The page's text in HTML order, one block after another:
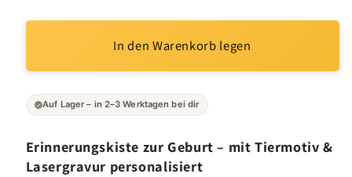
In den Warenkorb legen
Auf Lager – in 2–3 Werktagen bei dir
Erinnerungskiste zur Geburt – mit Tiermotiv &
Lasergravur personalisiert